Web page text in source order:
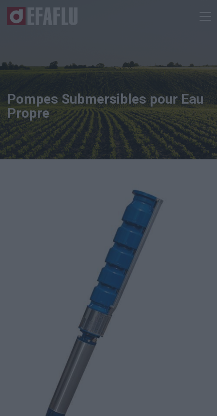
Pompes Submersibles pour Eau
Propre